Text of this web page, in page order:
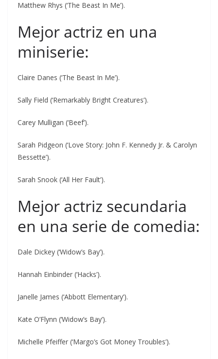
Matthew Rhys (‘The Beast In Me’).
Mejor actriz en una
miniserie:
Claire Danes (‘The Beast In Me’).
Sally Field (‘Remarkably Bright Creatures’).
Carey Mulligan (‘Beef’).
Sarah Pidgeon (‘Love Story: John F. Kennedy Jr. & Carolyn
Bessette’).
Sarah Snook (‘All Her Fault’).
Mejor actriz secundaria
en una serie de comedia:
Dale Dickey (‘Widow’s Bay’).
Hannah Einbinder (‘Hacks’).
Janelle James (‘Abbott Elementary’).
Kate O’Flynn (‘Widow’s Bay’).
Michelle Pfeiffer (‘Margo’s Got Money Troubles’).